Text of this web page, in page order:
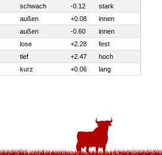
schwach -0.12
stark
außen +0.08
innen
außen -0.60
innen
lose +2.28
fest
tief +2.47
hoch
kurz +0.06 lang